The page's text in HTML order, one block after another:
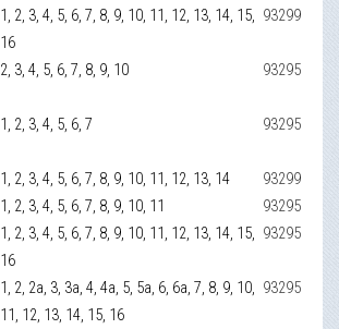
1, 2, 3, 4, 5, 6, 7, 8, 9, 10, 11, 12, 13, 14, 15,
16
93299
2, 3, 4, 5, 6, 7, 8, 9, 10 93295
1, 2, 3, 4, 5, 6, 7 93295
1, 2, 3, 4, 5, 6, 7, 8, 9, 10, 11, 12, 13, 14
93299
1, 2, 3, 4, 5, 6, 7, 8, 9, 10, 11
93295
1, 2, 3, 4, 5, 6, 7, 8, 9, 10, 11, 12, 13, 14, 15,
16
93295
1, 2, 2а, 3, 3а, 4, 4а, 5, 5а, 6, 6а, 7, 8, 9, 10,
11, 12, 13, 14, 15, 16
93295